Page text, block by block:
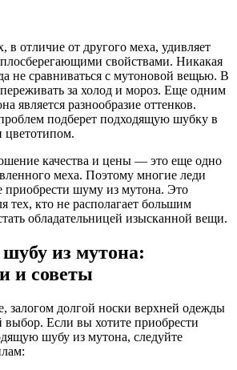
отличие от другого меха, удивляет
свойствами. Никакая
не сравниваться с мутоновой вещью. В
за холод и мороз. Еще одним
является разнообразие оттенков.
подберет подходящую шубку в
цветотипом.
качества и цены — это еще одно
меха. Поэтому многие леди
приобрести шуму из мутона. Это
тех, кто не располагает большим
обладательницей изысканной вещи.
из мутона:
и советы
залогом долгой носки верхней одежды
выбор. Если вы хотите приобрести
шубу из мутона, следуйте